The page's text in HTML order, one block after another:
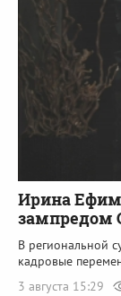
Ирина
зампредом
В региональной
кадровые
3 августа 15:29